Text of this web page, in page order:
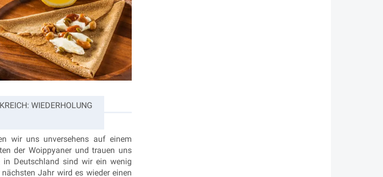
WIEDERHOLUNG
wir uns unversehens auf einem
der Woippyaner und trauen uns
Deutschland sind wir ein wenig
Jahr wird es wieder einen